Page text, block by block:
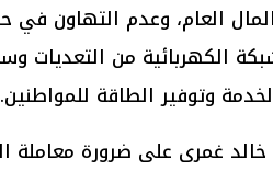
العام، وعدم التهاون في
الكهربائية من التعديات
وتوفير الطاقة للمواطنين.
غمرى على ضرورة معاملة